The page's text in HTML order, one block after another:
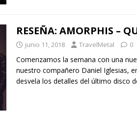
RESEÑA: AMORPHIS –
junio 11, 2018 TravelMetal 0
Comenzamos la semana con una
nuestro compañero Daniel Iglesias,
desvela los detalles del último disco